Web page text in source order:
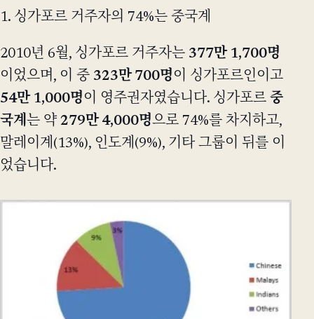
1. 싱가포르 거주자의 74%는 중국계
2010년 6월, 싱가포르 거주자는 377만 1,700명
이었으며, 이 중 323만 700명 이 싱가포르인이고
54만 1,000명 이 영주권자였습니다. 싱가포르 중
국계는 약 279만 4,000명으로 74%를 차지하고,
말레이계(13%), 인도계(9%), 기타 그룹이 뒤를 이
었습니다.